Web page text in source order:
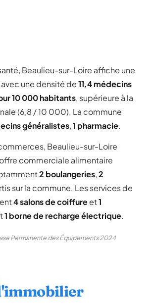
Beaulieu-sur-Loire affiche une
une densité de11,4 médecins
10 000 habitants, supérieure à la
(6,8 / 10 000). La commune
généralistes,1 pharmacie.
Beaulieu-sur-Loire
commerciale alimentaire
2 boulangeries,2
sur la commune. Les services de
4 salons de coiffureet1
1 borne de recharge électrique.
Permanente des Équipements 2024